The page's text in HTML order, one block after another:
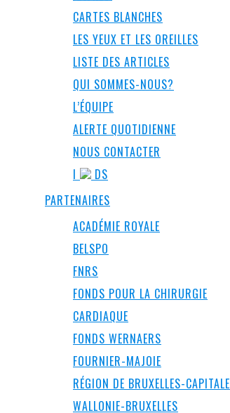
CARTES BLANCHES
LES YEUX ET LES OREILLES
LISTE DES ARTICLES
QUI SOMMES-NOUS?
L’ÉQUIPE
ALERTE QUOTIDIENNE
NOUS CONTACTER
I
DS
PARTENAIRES
ACADÉMIE ROYALE
BELSPO
FNRS
FONDS POUR LA CHIRURGIE
CARDIAQUE
FONDS WERNAERS
FOURNIER-MAJOIE
RÉGION DE BRUXELLES-CAPITALE
WALLONIE-BRUXELLES